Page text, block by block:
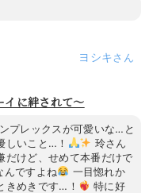
ヨシキ
イに絆されて～
プレックスが可愛いな…と
しいこと…！
玲さん
だけど、せめて本番だけで
んですよね
一目惚れか
きめきです…！
特に好